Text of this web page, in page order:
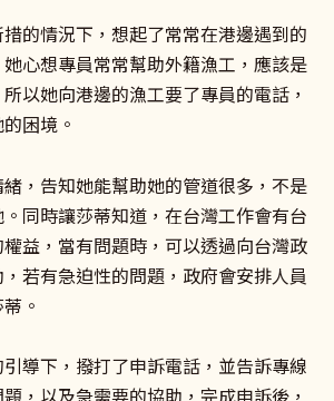
的情況下，想起了常常在港邊遇到的
心想專員常常幫助外籍漁工，應該是
以她向港邊的漁工要了專員的電話，
困境。
，告知她能幫助她的管道很多，不是
同時讓莎蒂知道，在台灣工作會有台
益，當有問題時，可以透過向台灣政
若有急迫性的問題，政府會安排人員
。
導下，撥打了申訴電話，並告訴專線
，以及急需要的協助，完成申訴後，